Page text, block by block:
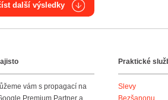
další výsledky
vám s propagací na
Premium Partner a
Praktické
Slevy
Bezšanonu